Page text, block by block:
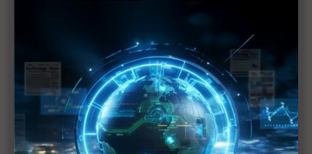
國網中心縝密規劃 完美打造AI資料中心週邊基礎設施
保護資料中心安全 光明遠大推智能平台解決方案
善用智慧型PDU設備 解決空間、能源管理挑戰
推動雲網融合 打破資料傳輸瓶頸